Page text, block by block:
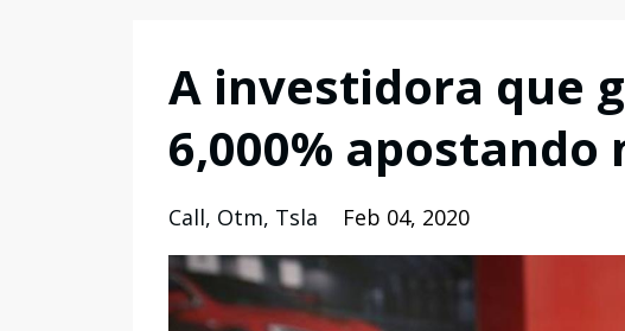
A investidora que
6,000% apostando
Call Otm Tsla Feb 04, 2020